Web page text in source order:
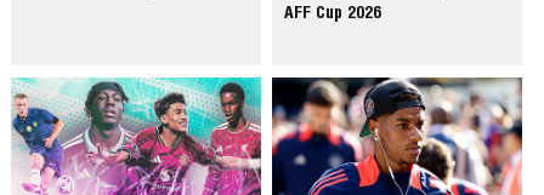
AFF Cup 2026